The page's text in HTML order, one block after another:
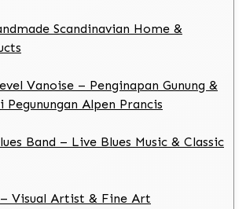
Scandinavian Home &
Vanoise – Penginapan Gunung &
Alpen Prancis
Band – Live Blues Music & Classic
Visual Artist & Fine Art